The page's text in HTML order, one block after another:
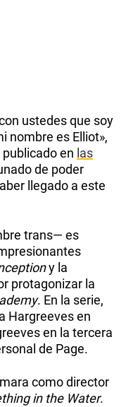
ustedes que soy
nombre es Elliot»,
en las
de poder
llegado a este
trans— es
y la
protagonizar la
. En la serie,
Hargreeves en
en la tercera
de Page.
como director
in the Water.